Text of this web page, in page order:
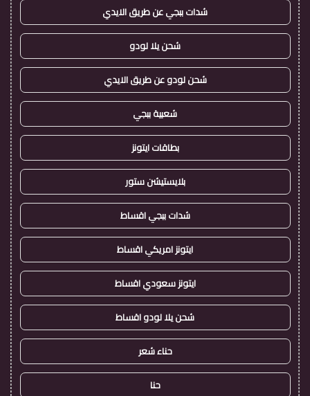
شدات ببجي عن طريق الايدي
شحن يلا لودو
شحن لودو عن طريق الايدي
شعبية ببجي
بطاقات ايتونز
بلايستيشن ستور
شدات ببجي اقساط
ايتونز امريكي اقساط
ايتونز سعودي اقساط
شحن يلا لودو اقساط
حناء شعر
حنا